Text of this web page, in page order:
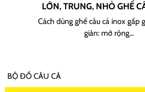
LỚN, TRUNG, NHỎ GHẾ
Cách dùng ghế câu cá inox gấp
giản: mở rộng...
BỘ ĐỒ CÂU CÁ